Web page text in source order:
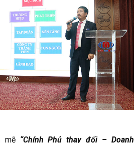
mẽ “Chính Phủ thay đổi – Doanh